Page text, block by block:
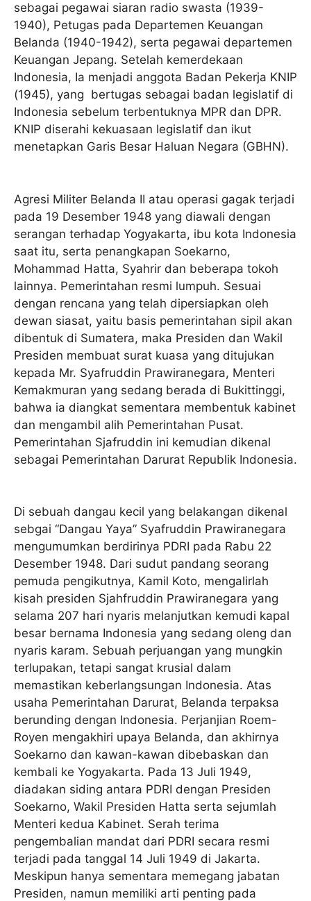
sebagai pegawai siaran radio swasta (1939-
1940), Petugas pada Departemen Keuangan
Belanda (1940-1942), serta pegawai departemen
Keuangan Jepang. Setelah kemerdekaan
Indonesia, Ia menjadi anggota Badan Pekerja KNIP
(1945), yang bertugas sebagai badan legislatif di
Indonesia sebelum terbentuknya MPR dan DPR.
KNIP diserahi kekuasaan legislatif dan ikut
menetapkan Garis Besar Haluan Negara (GBHN).
Agresi Militer Belanda II atau operasi gagak terjadi
pada 19 Desember 1948 yang diawali dengan
serangan terhadap Yogyakarta, ibu kota Indonesia
saat itu, serta penangkapan Soekarno,
Mohammad Hatta, Syahrir dan beberapa tokoh
lainnya. Pemerintahan resmi lumpuh. Sesuai
dengan rencana yang telah dipersiapkan oleh
dewan siasat, yaitu basis pemerintahan sipil akan
dibentuk di Sumatera, maka Presiden dan Wakil
Presiden membuat surat kuasa yang ditujukan
kepada Mr. Syafruddin Prawiranegara, Menteri
Kemakmuran yang sedang berada di Bukittinggi,
bahwa ia diangkat sementara membentuk kabinet
dan mengambil alih Pemerintahan Pusat.
Pemerintahan Sjafruddin ini kemudian dikenal
sebagai Pemerintahan Darurat Republik Indonesia.
Di sebuah dangau kecil yang belakangan dikenal
sebgai “Dangau Yaya” Syafruddin Prawiranegara
mengumumkan berdirinya PDRI pada Rabu 22
Desember 1948. Dari sudut pandang seorang
pemuda pengikutnya, Kamil Koto, mengalirlah
kisah presiden Sjahfruddin Prawiranegara yang
selama 207 hari nyaris melanjutkan kemudi kapal
besar bernama Indonesia yang sedang oleng dan
nyaris karam. Sebuah perjuangan yang mungkin
terlupakan, tetapi sangat krusial dalam
memastikan keberlangsungan Indonesia. Atas
usaha Pemerintahan Darurat, Belanda terpaksa
berunding dengan Indonesia. Perjanjian Roem-
Royen mengakhiri upaya Belanda, dan akhirnya
Soekarno dan kawan-kawan dibebaskan dan
kembali ke Yogyakarta. Pada 13 Juli 1949,
diadakan siding antara PDRI dengan Presiden
Soekarno, Wakil Presiden Hatta serta sejumlah
Menteri kedua Kabinet. Serah terima
pengembalian mandat dari PDRI secara resmi
terjadi pada tanggal 14 Juli 1949 di Jakarta.
Meskipun hanya sementara memegang jabatan
Presiden, namun memiliki arti penting pada